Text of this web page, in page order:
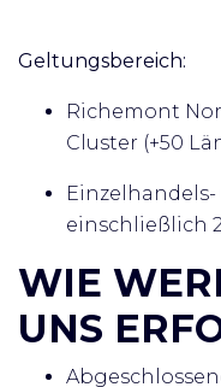
Geltungsbereich:
Richemont
Cluster (+50
einschließlich
WIE
UNS